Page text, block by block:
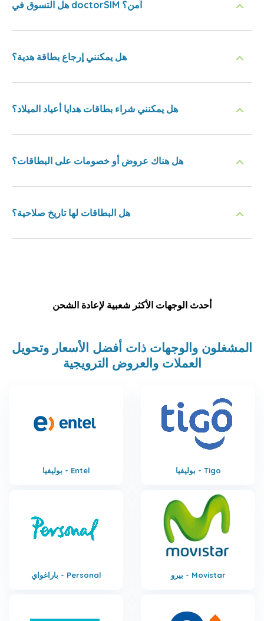
هل التسوق في doctorSIM آمن؟
هل يمكنني إرجاع بطاقة هدية؟
هل يمكنني شراء بطاقات هدايا أعياد الميلاد؟
هل هناك عروض أو خصومات على البطاقات؟
هل البطاقات لها تاريخ صلاحية؟
أحدث الوجهات الأكثر شعبية لإعادة الشحن
المشغلون والوجهات ذات أفضل الأسعار وتحويل
العملات والعروض الترويجية
بوليفيا - Entel بوليفيا - Tigo
باراغواي - Personal بيرو - Movistar